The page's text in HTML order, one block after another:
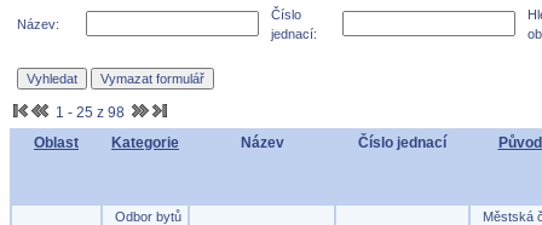
Název:
Číslo
jednací:
1 - 25 z 98
Oblast
Kategorie Název Číslo jednací
Odbor bytů
Městská